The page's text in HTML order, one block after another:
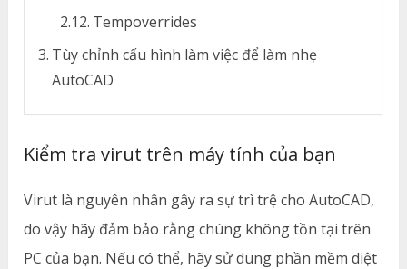
Tempoverrides
Tùy chỉnh cấu hình làm việc để làm nhẹ
AutoCAD
Kiểm tra virut trên máy tính của bạn
Virut là nguyên nhân gây ra sự trì trệ cho AutoCAD,
do vậy hãy đảm bảo rằng chúng không tồn tại trên
PC của bạn. Nếu có thể, hãy sử dung phần mềm diệt